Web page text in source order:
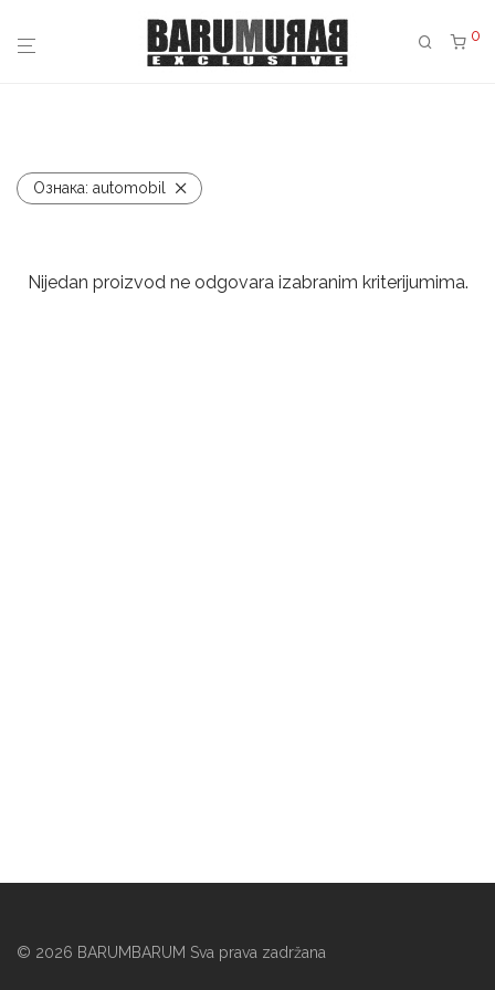
0
Ознака: automobil
Nijedan proizvod ne odgovara izabranim kriterijumima.
© 2026 BARUMBARUM Sva prava zadržana